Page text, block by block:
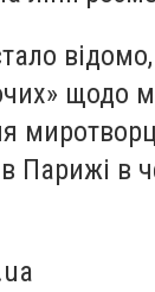
щодо
Парижі в